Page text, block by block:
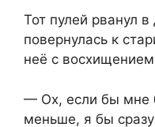
Тот пулей рванул
повернулась к
неё с
— Ох, если бы мне
меньше, я бы